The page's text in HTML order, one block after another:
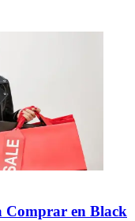
Comprar en Black